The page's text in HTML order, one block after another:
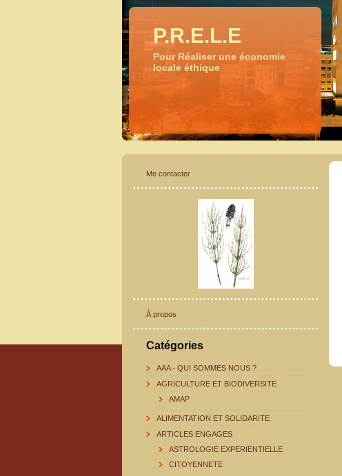
P.R.E.L.E
Pour Réaliser une économie
locale éthique
Me contacter
À propos
Catégories
AAA - QUI SOMMES NOUS ?
AGRICULTURE ET BIODIVERSITE
AMAP
ALIMENTATION ET SOLIDARITE
ARTICLES ENGAGES
ASTROLOGIE EXPERIENTIELLE
CITOYENNETE